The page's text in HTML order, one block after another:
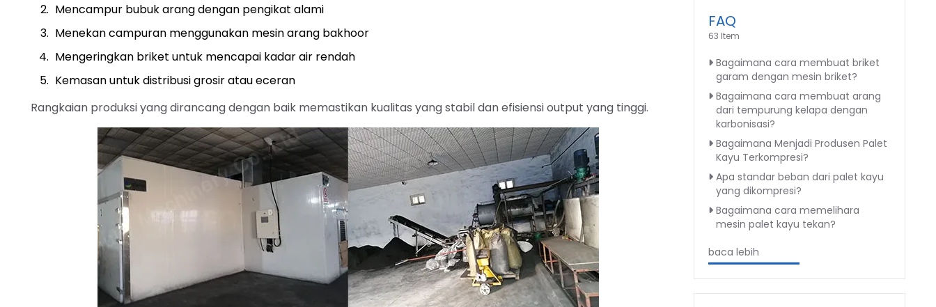
Mencampur bubuk arang dengan pengikat alami
Menekan campuran menggunakan mesin arang bakhoor
Mengeringkan briket untuk mencapai kadar air rendah
Kemasan untuk distribusi grosir atau eceran
Rangkaian produksi yang dirancang dengan baik memastikan kualitas yang stabil dan efisiensi output yang tinggi.
FAQ
63 Item
Bagaimana cara membuat briket
garam dengan mesin briket?
Bagaimana cara membuat arang
dari tempurung kelapa dengan
karbonisasi?
Bagaimana Menjadi Produsen Palet
Kayu Terkompresi?
Apa standar beban dari palet kayu
yang dikompresi?
Bagaimana cara memelihara
mesin palet kayu tekan?
baca lebih